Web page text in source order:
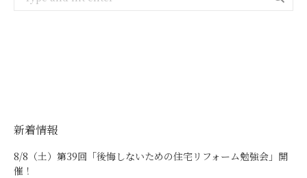
新着情報
8/8（土）第39回「後悔しないための住宅リフォーム勉強会」開
催！